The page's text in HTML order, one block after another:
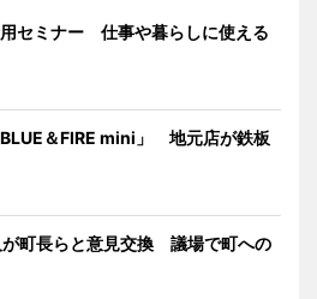
セミナー 仕事や暮らしに使える
＆FIRE mini」 地元店が鉄板
が町長らと意見交換 議場で町への